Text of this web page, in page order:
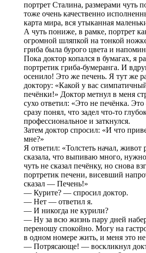
портрет Сталина, размерами чуть
тоже очень качественно
карта мира, вся утыканная
А чуть пониже, в рамке, портрет
огромной шляпкой на тонкой
гриба была бурого цвета и
Пока доктор копался в бумагах, я
портретик гриба-бумеранга. И
осенило! Это же печень. Я тут же
доктору: «Какой у вас
печёнки!» Доктор метнул в меня
сухо ответил: «Это не печёнка.
сразу понял, что задел что-то
профессиональное и заткнулся.
Затем доктор спросил: «И что
мне?»
Я ответил: «Толстеть начал, живот
сказала, что выпиваю много,
чуть не сказал печёнку, но снова
портретик печени, висевший
сказал — Печень!»
— Курите? — спросил доктор.
— Нет — ответил я.
— И никогда не курили?
— Ну за всю жизнь пару дней
переношу спокойно. Могу на
в одном номере жить, и меня это не
— Потрясающе! — воскликнул